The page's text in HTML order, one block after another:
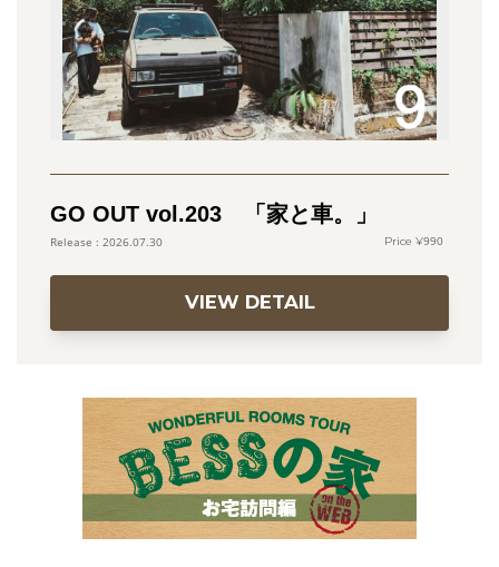
GO OUT vol.203 「家と車。」
2026.07.30 990
VIEW DETAIL